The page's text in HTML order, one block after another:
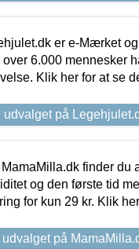
er e-Mærket
over 6.000 mennesker
Klik her for at se
udvalget på
MamaMilla.dk finder du
og den første tid
for kun 29 kr. Klik
udvalget på